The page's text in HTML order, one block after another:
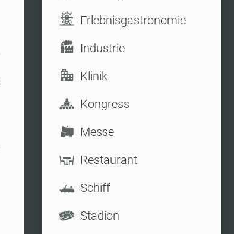
Erlebnisgastronomie
Industrie
Klinik
Kongress
Messe
Restaurant
Schiff
Stadion